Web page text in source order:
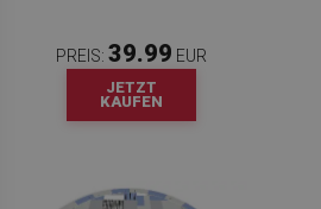
PREIS: 39.99 EUR
JETZT
KAUFEN